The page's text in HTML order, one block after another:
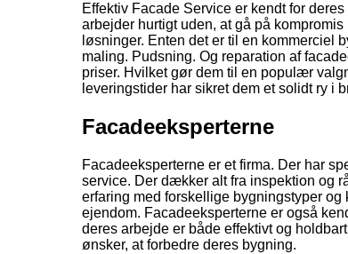
Effektiv Facade Service er kendt for
arbejder hurtigt uden, at gå på
løsninger. Enten det er til en kommerciel
maling. Pudsning. Og reparation af
priser. Hvilket gør dem til en populær
leveringstider har sikret dem et solidt ry i
Facadeeksperterne
Facadeeksperterne er et firma. Der har
service. Der dækker alt fra inspektion og
erfaring med forskellige bygningstyper
ejendom. Facadeeksperterne er også
deres arbejde er både effektivt og
ønsker, at forbedre deres bygning.